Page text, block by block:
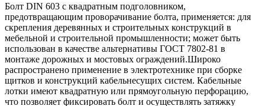
Болт DIN 603 с квадратным подголовником,
предотвращающим проворачивание болта, применяется: для
скрепления деревянных и строительных конструкций в
мебельной и строительной промышленности; может быть
использован в качестве альтернативы ГОСТ 7802-81 в
монтаже дорожных и мостовых ограждений.Широко
распространено применение в электротехнике при сборке
щитков и конструкций кабельнесущих систем. Кабельные
лотки имеют квадратную или прямоугольную перфорацию,
что позволяет фиксировать болт и осуществлять затяжку